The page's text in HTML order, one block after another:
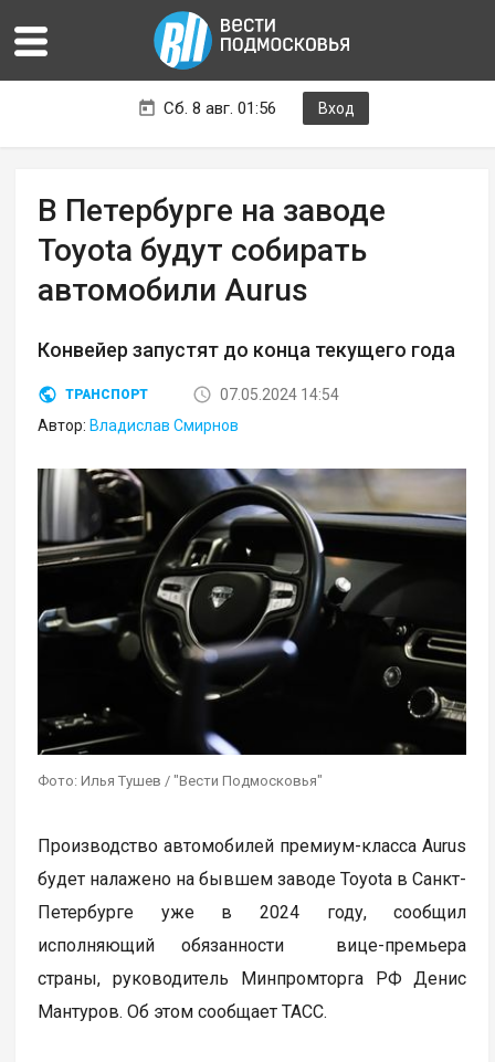
Сб. 8 авг. 01:56 Вход
В Петербурге на заводе
Toyota будут собирать
автомобили Aurus
Конвейер запустят до конца текущего года
ТРАНСПОРТ
07.05.2024 14:54
Автор: Владислав Смирнов
Фото: Илья Тушев / "Вести Подмосковья"
Производство автомобилей премиум-класса Aurus
будет налажено на бывшем заводе Toyota в Санкт-
Петербурге уже в 2024 году, сообщил
исполняющий обязанности вице-премьера
страны, руководитель Минпромторга РФ Денис
Мантуров. Об этом сообщает ТАСС.